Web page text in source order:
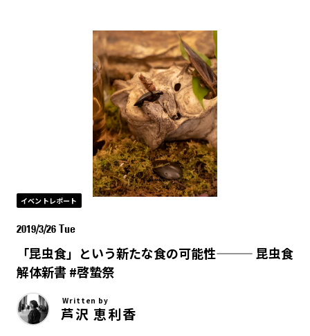
イベントレポート
2019/3/26 Tue
「昆虫食」という新たな食の可能性——— 昆虫食
解体新書 #啓蟄祭
Written by
芦沢 恵利香